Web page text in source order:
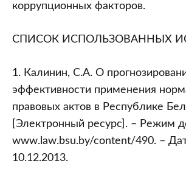
коррупционных факторов.
СПИСОК ИСПОЛЬЗОВАННЫХ
1. Калинин, С.А. О
эффективности применения
правовых актов в Республике
[Электронный ресурс]. – Режим
www.law.bsu.by/content/490. –
10.12.2013.